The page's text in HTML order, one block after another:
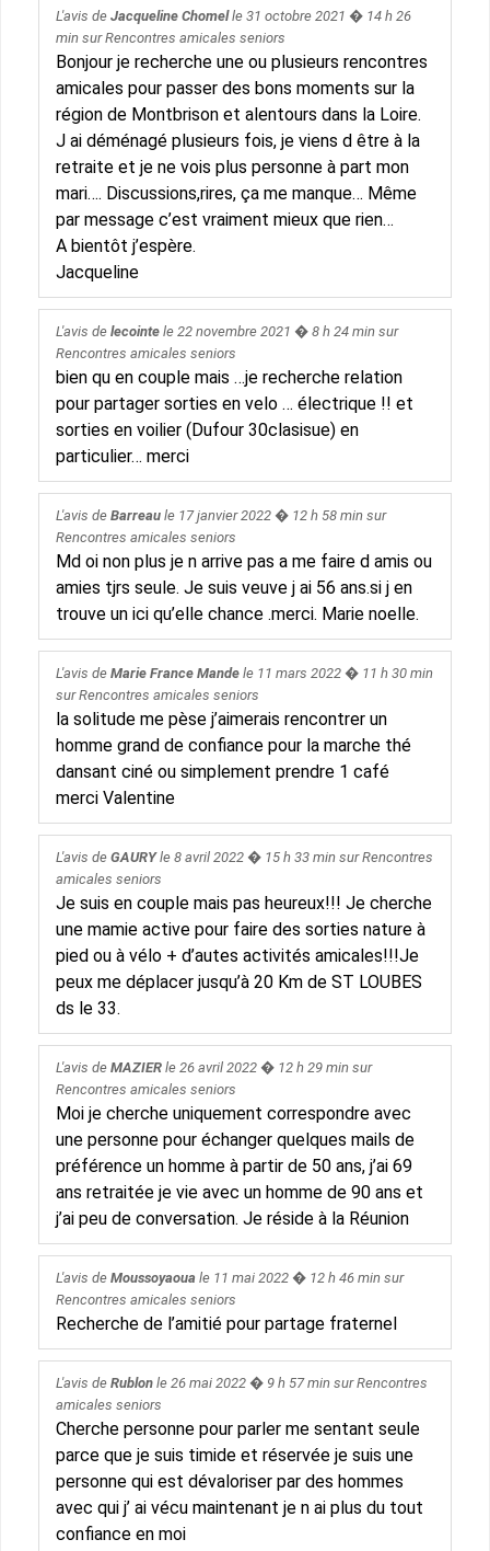
L'avis de Jacqueline Chomelle 31 octobre 2021 � 14 h 26
min surRencontres amicales seniors
Bonjour je recherche une ou plusieurs rencontres
amicales pour passer des bons moments sur la
région de Montbrison et alentours dans la Loire.
J ai déménagé plusieurs fois, je viens d être à la
retraite et je ne vois plus personne à part mon
mari…. Discussions,rires, ça me manque… Même
par message c’est vraiment mieux que rien…
A bientôt j’espère.
Jacqueline
L'avis de lecointele 22 novembre 2021 � 8 h 24 min sur
Rencontres amicales seniors
bien qu en couple mais …je recherche relation
pour partager sorties en velo … électrique !! et
sorties en voilier (Dufour 30clasisue) en
particulier… merci
L'avis de Barreaule 17 janvier 2022� 12 h 58 min sur
Rencontres amicales seniors
Md oi non plus je n arrive pas a me faire d amis ou
amies tjrs seule. Je suis veuve j ai 56 ans.si j en
trouve un ici qu’elle chance .merci. Marie noelle.
L'avis de Marie France Mandele 11 mars 2022� 11 h 30 min
surRencontres amicales seniors
la solitude me pèse j’aimerais rencontrer un
homme grand de confiance pour la marche thé
dansant ciné ou simplement prendre 1 café
merci Valentine
L'avis de GAURYle 8 avril 2022� 15 h 33 min surRencontres
amicales seniors
Je suis en couple mais pas heureux!!! Je cherche
une mamie active pour faire des sorties nature à
pied ou à vélo + d’autes activités amicales!!!Je
peux me déplacer jusqu’à 20 Km de ST LOUBES
ds le 33.
L'avis de MAZIERle 26 avril 2022� 12 h 29 min sur
Rencontres amicales seniors
Moi je cherche uniquement correspondre avec
une personne pour échanger quelques mails de
préférence un homme à partir de 50 ans, j’ai 69
ans retraitée je vie avec un homme de 90 ans et
j’ai peu de conversation. Je réside à la Réunion
L'avis de Moussoyaoua le 11 mai 2022� 12 h 46 min sur
Rencontres amicales seniors
Recherche de l’amitié pour partage fraternel
L'avis de Rublonle 26 mai 2022� 9 h 57 min surRencontres
amicales seniors
Cherche personne pour parler me sentant seule
parce que je suis timide et réservée je suis une
personne qui est dévaloriser par des hommes
avec qui j’ ai vécu maintenant je n ai plus du tout
confiance en moi